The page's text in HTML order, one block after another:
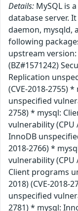
Details: MySQL is
database server.
daemon, mysqld,
following
upstream version:
(BZ#1571242)
Replication
(CVE-2018-2755)
unspecified
2758) * mysql:
vulnerability (CPU
InnoDB
2018-2766) *
vulnerability (CPU
Client programs
2018) (CVE-2018-
unspecified
2781) * mysql: